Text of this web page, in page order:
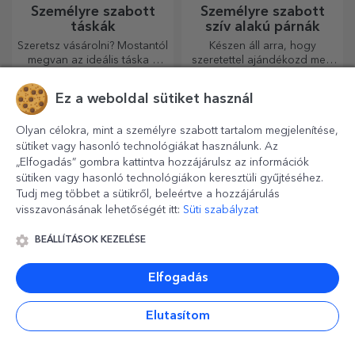
Egyedi kerek
aprítógépek
A konyhaművészet
szerelmesei minden
dicséretet megérdemelnek,
ezért az ízletes ételek a
készülnek. Válassza ki a
Személyre szabott
söröskorsók
Minden sörrajongó számára
Ez a weboldal sütiket használ
Olyan célokra, mint a személyre szabott tartalom megjelenítése,
sütiket vagy hasonló technológiákat használunk. Az
„Elfogadás” gombra kattintva hozzájárulsz az információk
sütiken vagy hasonló technológiákon keresztüli gyűjtéséhez.
Tudj meg többet a sütikről, beleértve a hozzájárulás
visszavonásának lehetőségét itt: Süti szabályzat
BEÁLLÍTÁSOK KEZELÉSE
Elfogadás
Elutasítom